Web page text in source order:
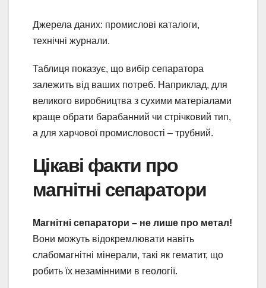
Джерела даних: промислові каталоги,
технічні журнали.
Таблиця показує, що вибір сепаратора
залежить від ваших потреб. Наприклад, для
великого виробництва з сухими матеріалами
краще обрати барабанний чи стрічковий тип,
а для харчової промисловості – трубний.
Цікаві факти про
магнітні сепаратори
Магнітні сепаратори – не лише про метал!
Вони можуть відокремлювати навіть
слабомагнітні мінерали, такі як гематит, що
робить їх незамінними в геології.